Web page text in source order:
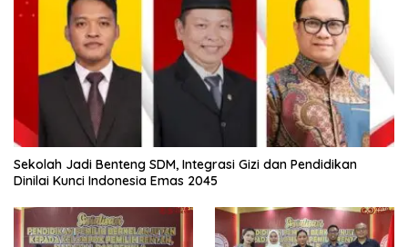
Sekolah Jadi Benteng SDM, Integrasi Gizi dan Pendidikan
Dinilai Kunci Indonesia Emas 2045